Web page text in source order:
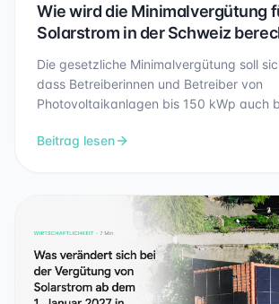
Wie wird die Minimalvergütung
Solarstrom in der Schweiz
Die gesetzliche Minimalvergütung soll
dass Betreiberinnen und Betreiber von
Photovoltaikanlagen bis 150 kWp auch
eingespeisten Solarstrom erhalten. Damit
Sie, wie die Minimalvergütung
Vergütung für Ihre Anlage gilt und was
Januar 2027 verändert.
Beitrag lesen